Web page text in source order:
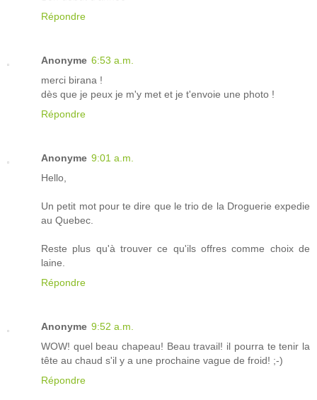
Répondre
Anonyme 6:53 a.m.
merci birana !
dès que je peux je m'y met et je t'envoie une photo !
Répondre
Anonyme 9:01 a.m.
Hello,
Un petit mot pour te dire que le trio de la Droguerie expedie
au Quebec.
Reste plus qu'à trouver ce qu'ils offres comme choix de
laine.
Répondre
Anonyme 9:52 a.m.
WOW! quel beau chapeau! Beau travail! il pourra te tenir la
tête au chaud s'il y a une prochaine vague de froid! ;-)
Répondre